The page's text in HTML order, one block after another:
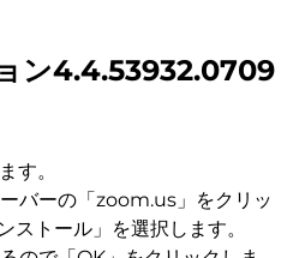
ン4.4.53932.0709
す。
バーの「zoom.us」をクリッ
トール」を選択します。